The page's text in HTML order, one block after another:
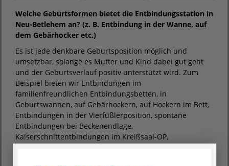
Welche Geburtsformen bietet die Entbindungsstation in
Neu-Betlehem an? (z. B. Entbindung in der Wanne, auf
dem Gebärhocker etc.)
Es ist jede denkbare Geburtsposition möglich und
umsetzbar, solange es Mutter und Kind dabei gut geht
und der Geburtsverlauf positiv unterstützt wird. Zum
Beispiel bieten wir Entbindungen im
familienfreundlichen Entbindungsbetten, in
Geburtswannen, auf Gebärhockern, auf Hockern im Bett,
Entbindungen in der Vierfüßlerposition, spontane
Entbindungen bei Beckenendlage,
Kaiserschnittentbindungen im Kreißsaal-OP,